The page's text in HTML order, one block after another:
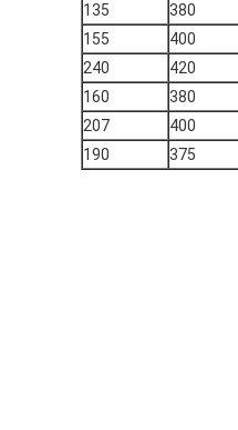
380
135
400
155
420
240
380
160
400
207
375
190